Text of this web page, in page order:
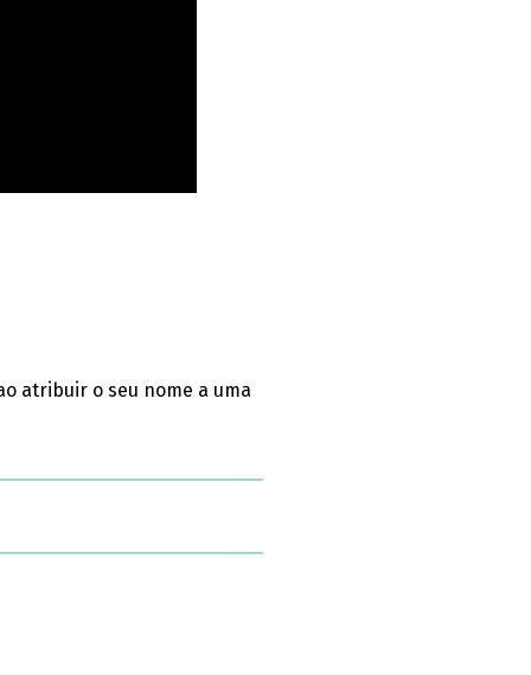
atribuir o seu nome a uma